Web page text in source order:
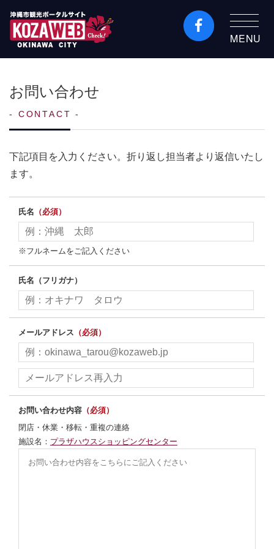
沖縄市観光ポータルコ
縄市コザの表も裏も楽
MENU
お問い合わせ
CONTACT
下記項目を入力ください。折り返し担当者より返信いたし
ます。
氏名 （必須）
※フルネームをご記入ください
氏名（フリガナ）
メールアドレス （必須）
お問い合わせ内容 （必須）
閉店・休業・移転・重複の連絡
施設名： プラザハウスショッピングセンター